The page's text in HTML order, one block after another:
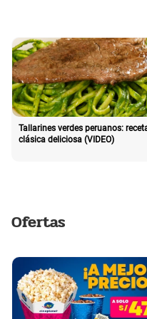
Tallarines verdes peruanos:
clásica deliciosa (VIDEO)
Ofertas